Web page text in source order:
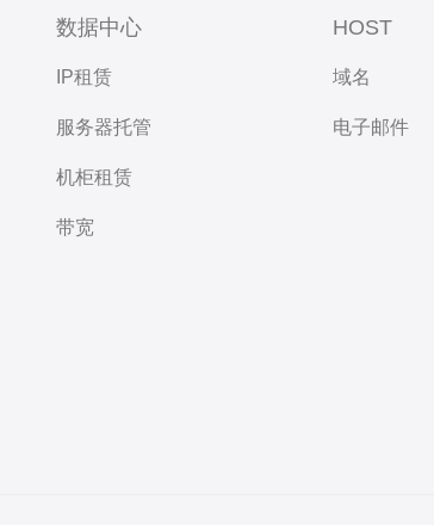
数据中心
IP租赁
服务器托管
机柜租赁
带宽
HOST
域名
电子邮件